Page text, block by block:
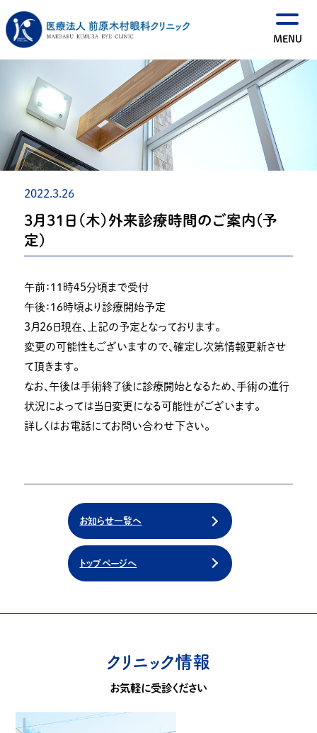
2022.3.26
３月３１日（木）外来診療時間のご案内(予
定)
午前：１１時４５分頃まで受付
午後：１６時頃より診療開始予定
３月２６日現在、上記の予定となっております。
変更の可能性もございますので、確定し次第情報更新させ
て頂きます。
なお、午後は手術終了後に診療開始となるため、手術の進行
状況によっては当日変更になる可能性がございます。
詳しくはお電話にてお問い合わせ下さい。
お知らせ一覧へ
トップページへ
クリニック情報
お気軽に受診ください